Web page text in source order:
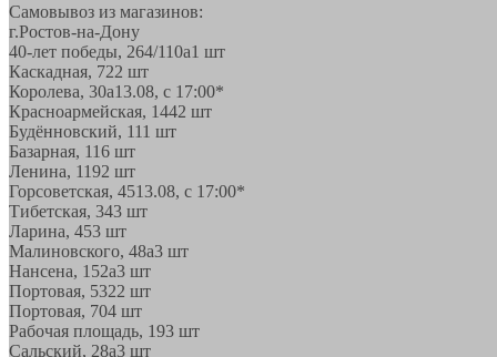
Самовывоз из магазинов:
г.Ростов-на-Дону
40-лет победы, 264/110а1 шт
Каскадная, 722 шт
Королева, 30а13.08, с 17:00*
Красноармейская, 1442 шт
Будённовский, 111 шт
Базарная, 116 шт
Ленина, 1192 шт
Горсоветская, 4513.08, с 17:00*
Тибетская, 343 шт
Ларина, 453 шт
Малиновского, 48а3 шт
Нансена, 152а3 шт
Портовая, 5322 шт
Портовая, 704 шт
Рабочая площадь, 193 шт
Сальский, 28a3 шт